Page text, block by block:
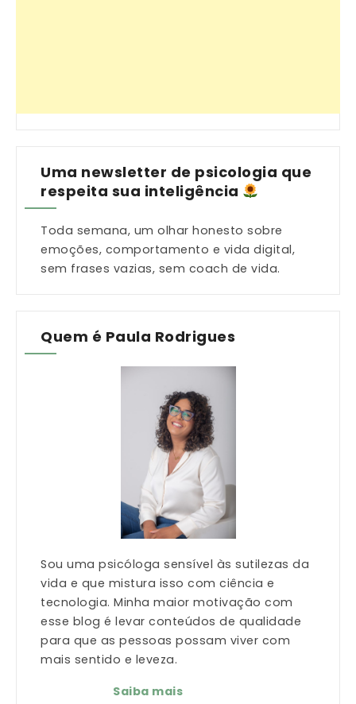
Uma newsletter de psicologia que
respeita sua inteligência
Toda semana, um olhar honesto sobre
emoções, comportamento e vida digital,
sem frases vazias, sem coach de vida.
Quem é Paula Rodrigues
Sou uma psicóloga sensível às sutilezas da
vida e que mistura isso com ciência e
tecnologia. Minha maior motivação com
esse blog é levar conteúdos de qualidade
para que as pessoas possam viver com
mais sentido e leveza.
Saiba mais